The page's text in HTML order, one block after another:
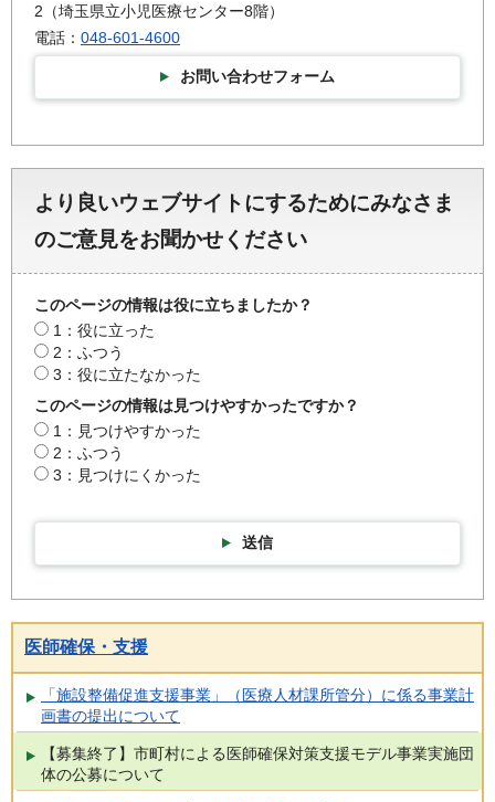
2（埼玉県立小児医療センター8階）
電話： 048-601-4600
お問い合わせフォーム
より良いウェブサイトにするためにみなさま
のご意見をお聞かせください
このページの情報は役に立ちましたか？
1：役に立った
2：ふつう
3：役に立たなかった
このページの情報は見つけやすかったですか？
1：見つけやすかった
2：ふつう
3：見つけにくかった
送信
医師確保・支援
「施設整備促進支援事業」（医療人材課所管分）に係る事業計
画書の提出について
【募集終了】市町村による医師確保対策支援モデル事業実施団
体の公募について